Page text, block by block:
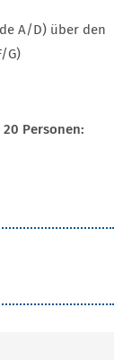
A/D) über den
G)
Personen: